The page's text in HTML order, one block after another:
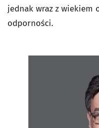
jednak wraz z wiekiem
odporności.